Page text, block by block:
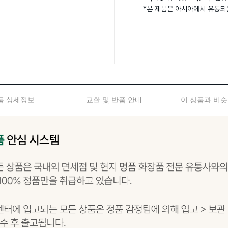
상세정보 교환 및 반품 안내 이 상품과 비